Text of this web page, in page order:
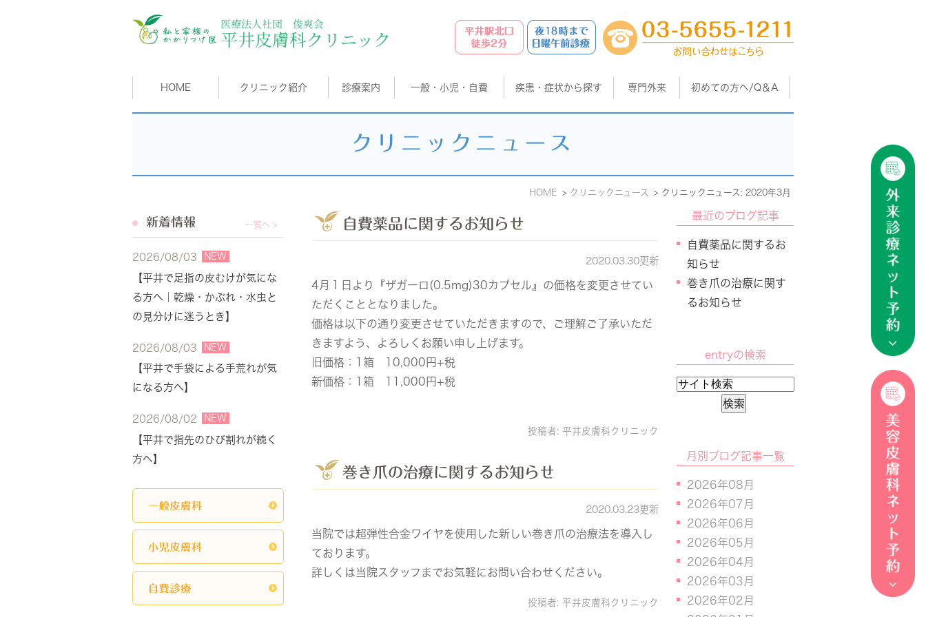
HOME クリニック紹介 診療案内 一般・小児・自費 疾患・症状から探す 専門外来 初めての方へ/Q＆A
クリニックニュース
HOME クリニックニュース クリニックニュース: 2020年3月
自費薬品に関するお知らせ
2020.03.30更新
4月１日より『ザガーロ(0.5mg)30カプセル』の価格を変更させてい
ただくこととなりました。
価格は以下の通り変更させていただきますので、ご理解ご了承いただ
きますよう、よろしくお願い申し上げます。
旧価格：1箱 10,000円+税
新価格：1箱 11,000円+税
投稿者: 平井皮膚科クリニック
巻き爪の治療に関するお知らせ
2020.03.23更新
当院では超弾性合金ワイヤを使用した新しい巻き爪の治療法を導入し
ております。
詳しくは当院スタッフまでお気軽にお問い合わせください。
投稿者: 平井皮膚科クリニック
最近のブログ記事
自費薬品に関するお
知らせ
巻き爪の治療に関す
るお知らせ
entryの検索
月別ブログ記事一覧
2026年08月
2026年07月
2026年06月
2026年05月
2026年04月
2026年03月
2026年02月
新着情報 一覧へ >
2026/08/03 NEW
【平井で足指の皮むけが気にな
る方へ｜乾燥・かぶれ・水虫と
の見分けに迷うとき】
2026/08/03 NEW
【平井で手袋による手荒れが気
になる方へ】
2026/08/02 NEW
【平井で指先のひび割れが続く
方へ】